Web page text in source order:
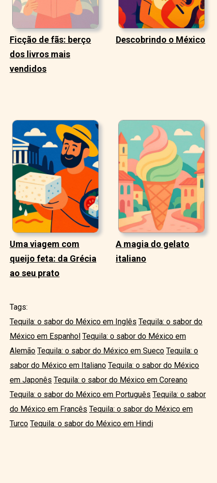
Ficção de fãs: berço
dos livros mais
vendidos
Descobrindo o México
Uma viagem com
queijo feta: da Grécia
ao seu prato
A magia do gelato
italiano
Tags:
Tequila: o sabor do México em Inglês Tequila: o sabor do
México em Espanhol Tequila: o sabor do México em
Alemão Tequila: o sabor do México em Sueco Tequila: o
sabor do México em Italiano Tequila: o sabor do México
em Japonês Tequila: o sabor do México em Coreano
Tequila: o sabor do México em Português Tequila: o sabor
do México em Francês Tequila: o sabor do México em
Turco Tequila: o sabor do México em Hindi